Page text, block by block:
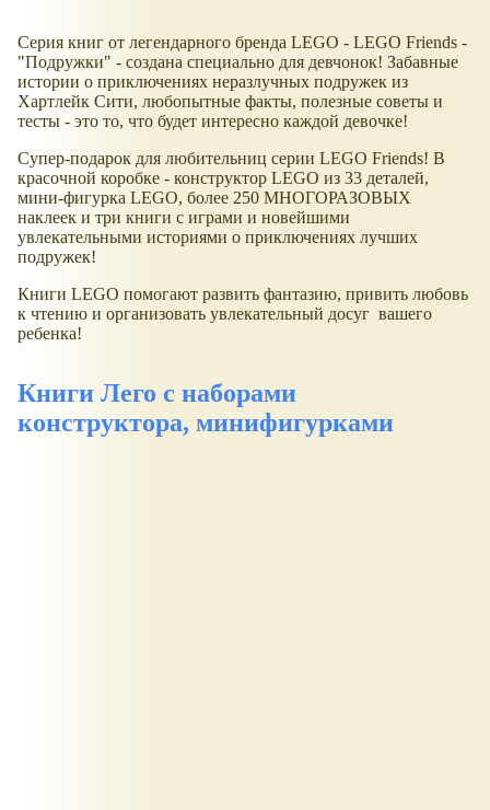
Серия книг от легендарного бренда LEGO - LEGO Friends -
"Подружки" - создана специально для девчонок! Забавные
истории о приключениях неразлучных подружек из
Хартлейк Сити, любопытные факты, полезные советы и
тесты - это то, что будет интересно каждой девочке!
Супер-подарок для любительниц серии LEGO Friends! В
красочной коробке - конструктор LEGO из 33 деталей,
мини-фигурка LEGO, более 250 МНОГОРАЗОВЫХ
наклеек и три книги с играми и новейшими
увлекательными историями о приключениях лучших
подружек!
Книги LEGO помогают развить фантазию, привить любовь
к чтению и организовать увлекательный досуг вашего
ребенка!
Книги Лего с наборами
конструктора, минифигурками